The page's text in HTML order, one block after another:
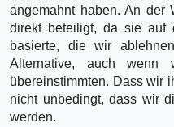
angemahnt haben. An der
direkt beteiligt, da sie auf
basierte, die wir
Alternative, auch
übereinstimmten. Dass wir
nicht unbedingt, dass wir
werden.